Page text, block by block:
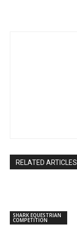
RELATED ARTICLES
SHARK EQUESTRIAN
COMPETITION